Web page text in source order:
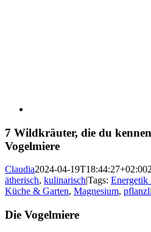
7 Wildkräuter, die du
Vogelmiere
Claudia2024-04-19T18:44:27+02:00
ätherisch, kulinarisch|Tags: Energetik
Küche & Garten, Magnesium,
Die Vogelmiere